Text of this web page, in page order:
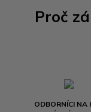
Proč
ODBORNÍCI NA